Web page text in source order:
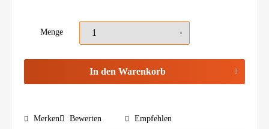
Menge
In den Warenkorb
Merken Bewerten Empfehlen